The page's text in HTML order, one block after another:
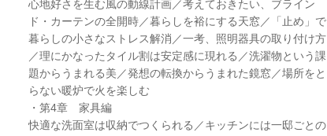
心地好さを生む風の動線計画／考えておきたい、ブライン
ド・カーテンの全開時／暮らしを裕にする天窓／「止め」で
暮らしの小さなストレス解消／一考、照明器具の取り付け方
／理にかなったタイル割は安定感に現れる／洗濯物という課
題からうまれる美／発想の転換からうまれた鏡窓／場所をと
らない暖炉で火を楽しむ
・第4章 家具編
快適な洗面室は収納でつくられる／キッチンには一邸ごとの